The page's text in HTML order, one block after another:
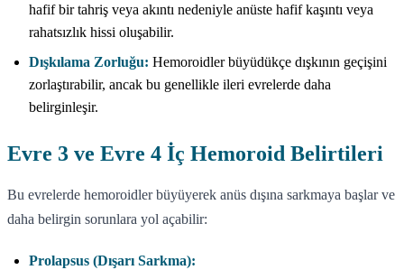
hafif bir tahriş veya akıntı nedeniyle anüste hafif kaşıntı veya
rahatsızlık hissi oluşabilir.
Dışkılama Zorluğu: Hemoroidler büyüdükçe dışkının geçişini
zorlaştırabilir, ancak bu genellikle ileri evrelerde daha
belirginleşir.
Evre 3 ve Evre 4 İç Hemoroid Belirtileri
Bu evrelerde hemoroidler büyüyerek anüs dışına sarkmaya başlar ve
daha belirgin sorunlara yol açabilir:
Prolapsus (Dışarı Sarkma):